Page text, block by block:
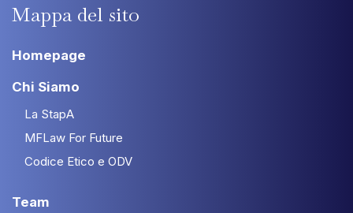
Mappa del sito
Homepage
Chi Siamo
La StapA
MFLaw For Future
Codice Etico e ODV
Team